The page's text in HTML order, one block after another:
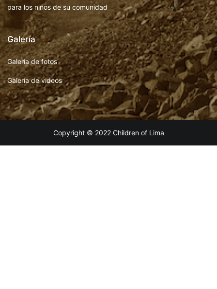
para los niños de su comunidad
Galería
Galería de fotos
Galería de videos
Copyright © 2022 Children of Lima